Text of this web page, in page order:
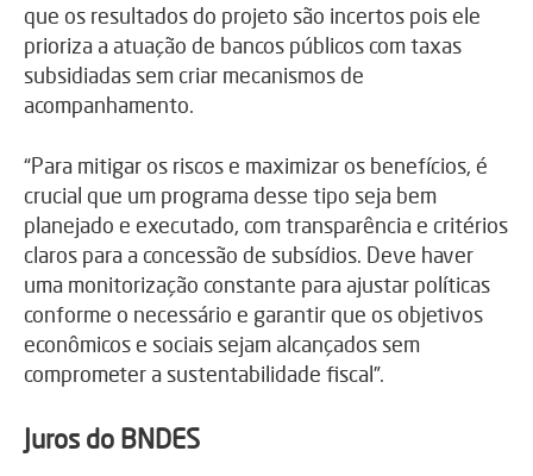
que os resultados do projeto são incertos pois ele
prioriza a atuação de bancos públicos com taxas
subsidiadas sem criar mecanismos de
acompanhamento.
“Para mitigar os riscos e maximizar os benefícios, é
crucial que um programa desse tipo seja bem
planejado e executado, com transparência e critérios
claros para a concessão de subsídios. Deve haver
uma monitorização constante para ajustar políticas
conforme o necessário e garantir que os objetivos
econômicos e sociais sejam alcançados sem
comprometer a sustentabilidade fiscal”.
Juros do BNDES